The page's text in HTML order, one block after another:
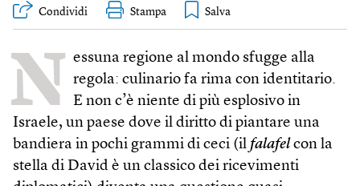
Condividi Stampa
N essuna regione al mondo sfugge alla
regola: culinario fa rima con identitario.
E non c’è niente di più esplosivo in
Israele, un paese dove il diritto di piantare una
bandiera in pochi grammi di ceci (il falafel con la
stella di David è un classico dei ricevimenti